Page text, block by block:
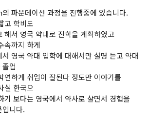
파운데이션 과정을 진행중에 있습니다.
고 학비도
해서 영국 약대로 진학을 계획하였고
속까지 하게
영국 약대 입학에 대해서만 설명 듣고 약대
업
연하게 취업이 잘된다 정도만 이야기를
실 한국으
기 보다는 영국에서 약사로 살면서 경험을
입니다.